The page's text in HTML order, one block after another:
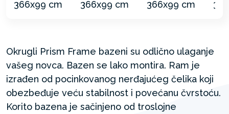
Okrugli Prism Frame bazeni su odlično ulaganje
vašeg novca. Bazen se lako montira. Ram je
izrađen od pocinkovanog nerđajućeg čelika koji
obezbeđuje veću stabilnost i povećanu čvrstoću.
Korito bazena je sačinjeno od troslojne